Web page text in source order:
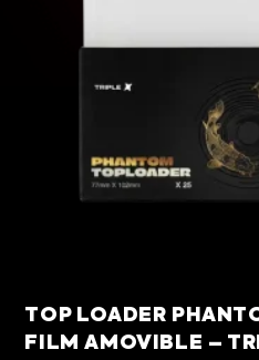
TOP LOADER
FILM AMOVIBLE –